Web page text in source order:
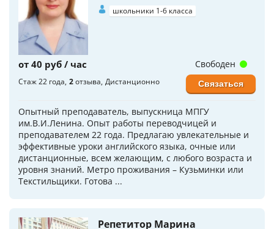
школьники 1-6 класса
от 40 руб / час
Стаж 22 года 2отзыва Дистанционно
Опытный преподаватель, выпускница МПГУ
им.В.И.Ленина. Опыт работы переводчицей и
преподавателем 22 года. Предлагаю увлекательные и
эффективные уроки английского языка, очные или
дистанционные, всем желающим, с любого возраста и
уровня знаний. Метро проживания – Кузьминки или
Текстильщики. Готова ...
Свободен
Связаться
Репетитор Марина